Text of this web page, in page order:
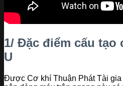
1/ Đặc điểm cấu tạo
U
Được Cơ khí Thuận Phát Tài gia